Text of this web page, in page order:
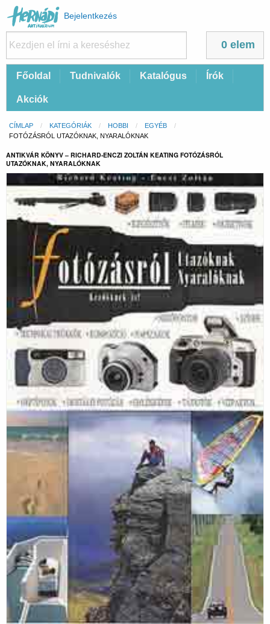
Felhasználói
fiók
menüje
Bejelentkezés
0 elem
FőFőoldal Tudnivalók Katalógus Írók
Akciók
Morzsa
CÍMLAP KATEGÓRIÁK HOBBI
EGYÉB
CURRENT:
FOTÓZÁSRÓL UTAZÓKNAK, NYARALÓKNAK
ANTIKVÁR KÖNYV – RICHARD-ENCZI ZOLTÁN KEATING FOTÓZÁSRÓL
UTAZÓKNAK, NYARALÓKNAK